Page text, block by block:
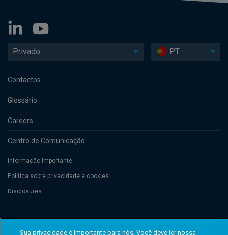
Privado PT
Contactos
Glossário
Careers
Centro de Comunicação
Informação Importante
Política sobre privacidade e cookies
Disclosures
de Commerce et des Sociétés (Luxembourg), No. B 110242 and/or
Sua privacidade é importante para nós. Você deve ler nossa